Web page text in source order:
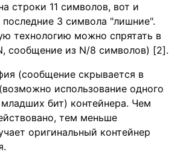
строки 11 символов, вот и
последние 3 символа "лишние".
технологию можно спрятать в
сообщение из N/8 символов) [2].
(сообщение скрывается в
использование одного
бит) контейнера. Чем
тем меньше
оригинальный контейнер